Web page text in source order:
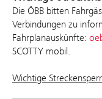
Die ÖBB bitten
Verbindungen zu
Fahrplanauskünfte:
SCOTTY mobil.
Wichtige